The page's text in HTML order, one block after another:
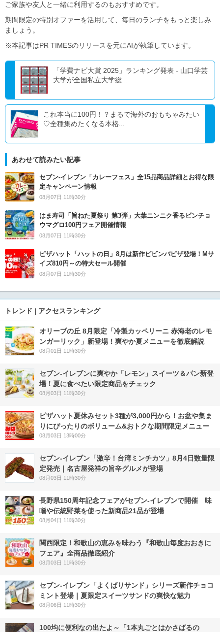
ご家族や友人と一緒に利用するのもおすすめです。
期間限定の特別オファーを活用して、毎日のランチをもっと楽しみ
ましょう。
※本記事はPR TIMESのリリースを元にAIが執筆しています。
「学費ナビ大賞 2025」ランキング発表 - 山口学芸
大学が全国私立大学総...
これ本当に100円！？まるで海外のおもちゃみたい
♡全種集めたくなる本格...
あわせて読みたい記事
セブン‐イレブン「カレーフェス」全15品商品詳細とお得な限
定キャンペーン情報
08月07日 11時30分
はま寿司「旨ねた夏祭り 第3弾」大葉ニンニク香るビンチョ
ウマグロ100円フェア開催情報
08月07日 11時30分
ピザハット「ハットの日」8月は新作ビビンバピザ登場！Mサ
イズ810円～の特大セール開催
08月07日 11時30分
トレンド | アクセスランキング
オリーブの丘 8月限定「冷製カッペリーニ 赤海老のレモ
ンガーリック」新登場！爽やか夏メニューを徹底解説
08月01日 11時30分
セブン‐イレブンに爽やか「レモン」スイーツ＆パン新登
場！夏に食べたい限定商品をチェック
08月03日 11時30分
ピザハット夏休みセット3種が3,000円から！お盆や集ま
りにぴったりのボリューム&おトクな期間限定メニュー
08月03日 13時00分
セブン-イレブン「激辛！台湾ミンチカツ」8月4日数量限
定発売｜名古屋発祥の旨辛グルメが登場
08月03日 11時30分
長野県150周年記念フェアがセブン-イレブンで開催 味
噌や伝統野菜を使った新商品21品が登場
08月04日 11時30分
関西限定！和歌山の恵みを味わう『和歌山毎度おおきに
フェア』全商品徹底紹介
08月03日 11時30分
セブン‐イレブン「よくばりサンド」シリーズ新作チョコ
ミント登場｜夏限定スイーツサンドの爽快な魅力
08月06日 11時30分
100均に便利なの出たよ～「1本丸ごとはかさばるの